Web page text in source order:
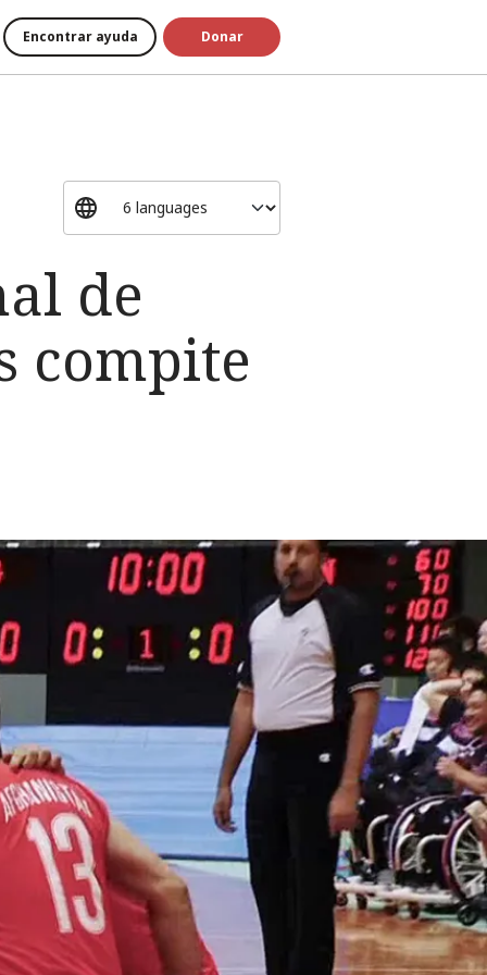
Encontrar ayuda Donar
de
compite